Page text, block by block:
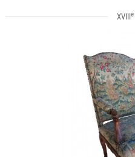
XVIIIe